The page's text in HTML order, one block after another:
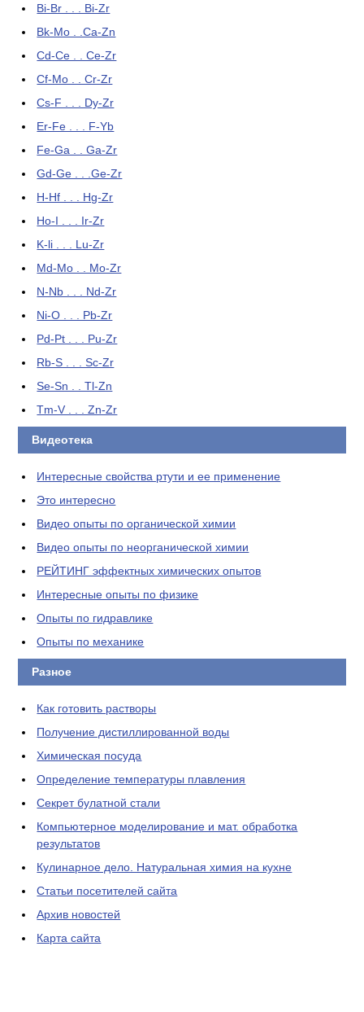
Bi-Br . . . Bi-Zr
Bk-Mo . .Ca-Zn
Cd-Ce . . Ce-Zr
Cf-Mo . . Cr-Zr
Cs-F . . . Dy-Zr
Er-Fe . . . F-Yb
Fe-Ga . . Ga-Zr
Gd-Ge . . .Ge-Zr
H-Hf . . . Hg-Zr
Ho-I . . . Ir-Zr
K-li . . . Lu-Zr
Md-Mo . . Mo-Zr
N-Nb . . . Nd-Zr
Ni-O . . . Pb-Zr
Pd-Pt . . . Pu-Zr
Rb-S . . . Sc-Zr
Se-Sn . . Tl-Zn
Tm-V . . . Zn-Zr
Видеотека
Интересные свойства ртути и ее применение
Это интересно
Видео опыты по органической химии
Видео опыты по неорганической химии
РЕЙТИНГ эффектных химических опытов
Интересные опыты по физике
Опыты по гидравлике
Опыты по механике
Разное
Как готовить растворы
Получение дистиллированной воды
Химическая посуда
Определение температуры плавления
Секрет булатной стали
Компьютерное моделирование и мат. обработка
результатов
Кулинарное дело. Натуральная химия на кухне
Статьи посетителей сайта
Архив новостей
Карта сайта